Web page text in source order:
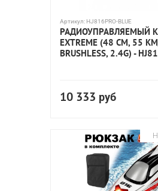
Артикул: HJ816PRO-BLUE
РАДИОУПРАВЛЯЕМЫЙ
EXTREME (48 СМ, 55
BRUSHLESS, 2.4G) -
10 333 руб